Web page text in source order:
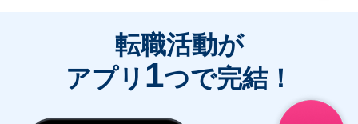
転職活動が
アプリ 1つで完結！